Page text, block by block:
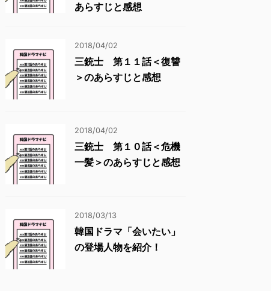
あらすじと感想
2018/04/02
三銃士 第１１話＜復讐
＞のあらすじと感想
2018/04/02
三銃士 第１０話＜危機
一髪＞のあらすじと感想
2018/03/13
韓国ドラマ「会いたい」
の登場人物を紹介！